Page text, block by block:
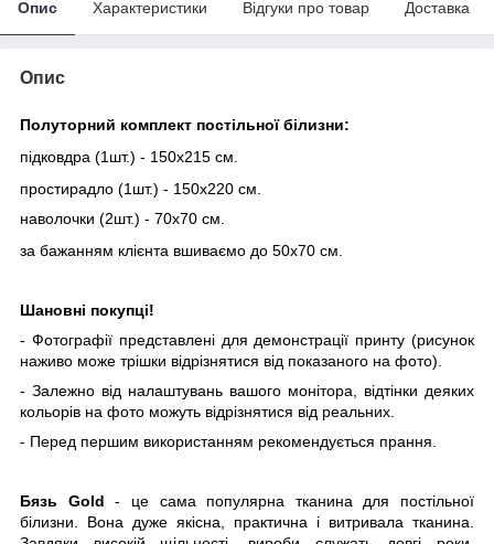
Опис Характеристики Відгуки про товар Доставка
Опис
Полуторний комплект постільної білизни:
підковдра (1шт.) - 150х215 см.
простирадло (1шт.) - 150х220 см.
наволочки (2шт.) - 70х70 см.
за бажанням клієнта вшиваємо до 50х70 см.
Шановні покупці!
- Фотографії представлені для демонстрації принту (рисунок
наживо може трішки відрізнятися від показаного на фото).
- Залежно від налаштувань вашого монітора, відтінки деяких
кольорів на фото можуть відрізнятися від реальних.
- Перед першим використанням рекомендується прання.
Бязь Gold - це сама популярна тканина для постільної
білизни. Вона дуже якісна, практична і витривала тканина.